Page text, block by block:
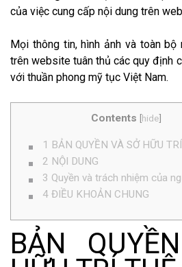
của việc cung cấp nội dung trên
Mọi thông tin, hình ảnh và toàn
trên website tuân thủ các quy định
với thuần phong mỹ tục Việt Nam.
Contents [hide]
1 BẢN QUYỀN VÀ SỞ HỮU
2 NỘI DUNG
3 Quyền và trách nhiệm của
4 ĐIỀU KHOẢN CHUNG
BẢN